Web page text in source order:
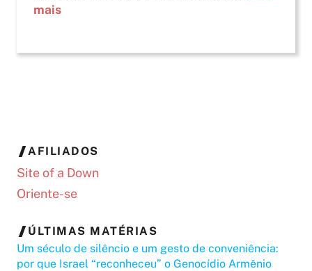
mais
AFILIADOS
Site of a Down
Oriente-se
ÚLTIMAS MATÉRIAS
Um século de silêncio e um gesto de conveniência:
por que Israel “reconheceu” o Genocídio Armênio